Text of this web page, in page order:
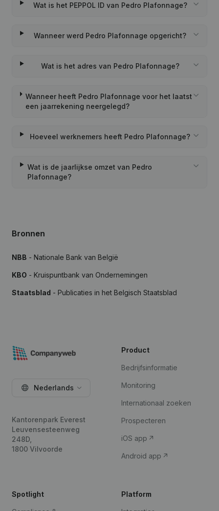
Wat is het PEPPOL ID van Pedro Plafonnage?
Wanneer werd Pedro Plafonnage opgericht?
Wat is het adres van Pedro Plafonnage?
Wanneer heeft Pedro Plafonnage voor het laatst
een jaarrekening neergelegd?
Hoeveel werknemers heeft Pedro Plafonnage?
Wat is de jaarlijkse omzet van Pedro
Plafonnage?
Bronnen
NBB - Nationale Bank van België
KBO - Kruispuntbank van Ondernemingen
Staatsblad - Publicaties in het Belgisch Staatsblad
Nederlands
Kantorenpark Everest
Leuvensesteenweg
248D,
1800 Vilvoorde
Product
Bedrijfsinformatie
Monitoring
Internationaal zoeken
Prospecteren
iOS app
Android app
Spotlight Platform